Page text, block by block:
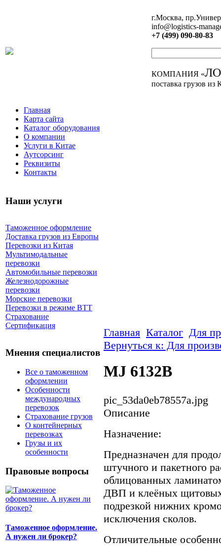
г.Москва,
info@logistics-
+7 (499) 090-80-83
КОМПАНИЯ «
поставка грузов из
Главная
Карта сайта
Каталог оборудования
О компании
Услуги в Китае
Аутсорсинг
Реквизиты
Контакты
Наши услуги
Таможенное оформление
Доставка грузов из Европы
Перевозки из Китая
Мультимодальные
перевозки
Автомобильные перевозки
Железнодорожные
перевозки
Морские перевозки
Перевозки в режиме ВТТ
Страхование
Сертификация
Мнения специалистов
Все о таможенном
оформлении
Особенности
международных
перевозок
Страхование грузов
О контейнерных
перевозках
Грузы и их
особенности
Правовые вопросы
Таможенное оформление.
А нужен ли брокер?
Главная Каталог Для
Вернуться к: Для
MJ 6132B
pic_53da0eb78557a.jpg
Описание
Назначение:
Предназначен для
штучного и пакетного
облицованных
ДВП и клеёных щитовых
подрезкой нижних
исключения сколов.
Отличительные